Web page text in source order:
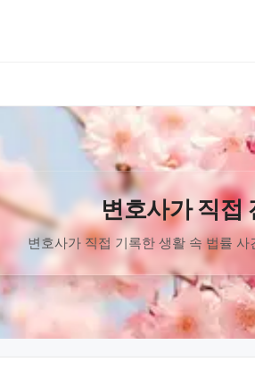
변호사가 직접
변호사가 직접 기록한 생활 속 법률